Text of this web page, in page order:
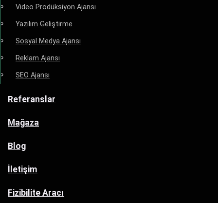
Video Prodüksiyon Ajansı
Yazılım Geliştirme
Sosyal Medya Ajansı
Reklam Ajansı
SEO Ajansı
Referanslar
Mağaza
Blog
İletişim
Fizibilite Aracı